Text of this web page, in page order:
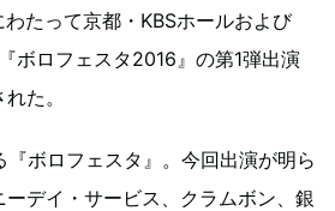
たって京都・KBSホールおよび
ボロフェスタ2016』の第1弾出演
た。
ボロフェスタ』。今回出演が明ら
デイ・サービス、クラムボン、銀